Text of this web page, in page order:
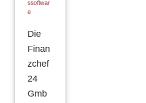
ssoftwar
e
Die
Finan
zchef
24
Gmb